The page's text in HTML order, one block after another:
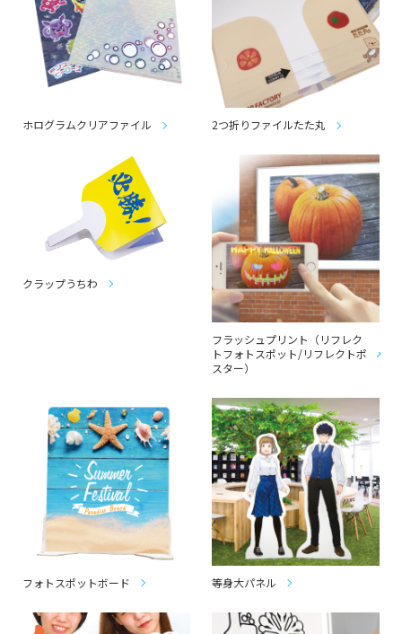
ホログラムクリアファイル 2つ折りファイルたた丸
クラップうちわ
フラッシュプリント（リフレク
トフォトスポット/リフレクトポ
スター）
フォトスポットボード 等身大パネル